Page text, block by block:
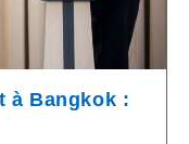
à Bangkok :